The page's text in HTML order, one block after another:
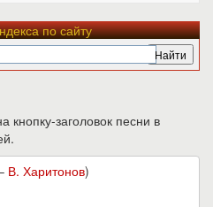
по сайту
кнопку-заголовок песни в
В. Харитонов)